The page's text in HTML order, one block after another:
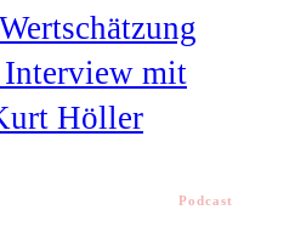
Interview mit
Höller
Podcast